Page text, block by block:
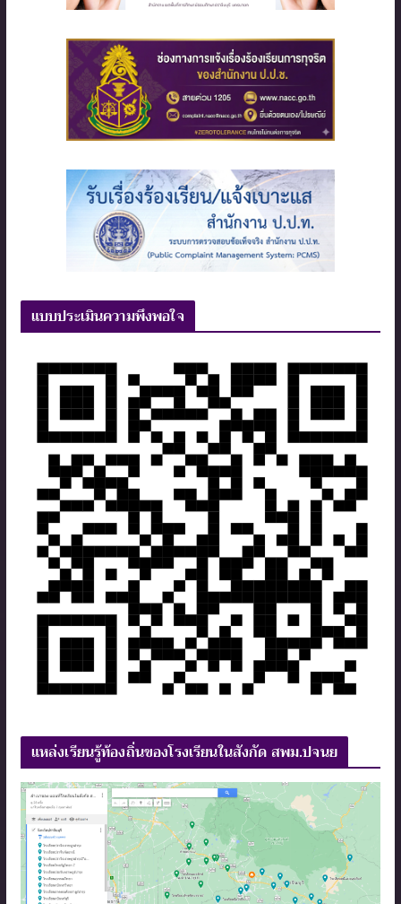
แบบประเมินความพึงพอใจ
แหล่งเรียนรู้ท้องถิ่นของโรงเรียนในสังกัด สพม.ปจนย